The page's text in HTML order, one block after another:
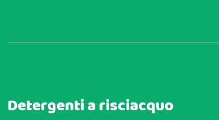
Detergenti a risciacquo